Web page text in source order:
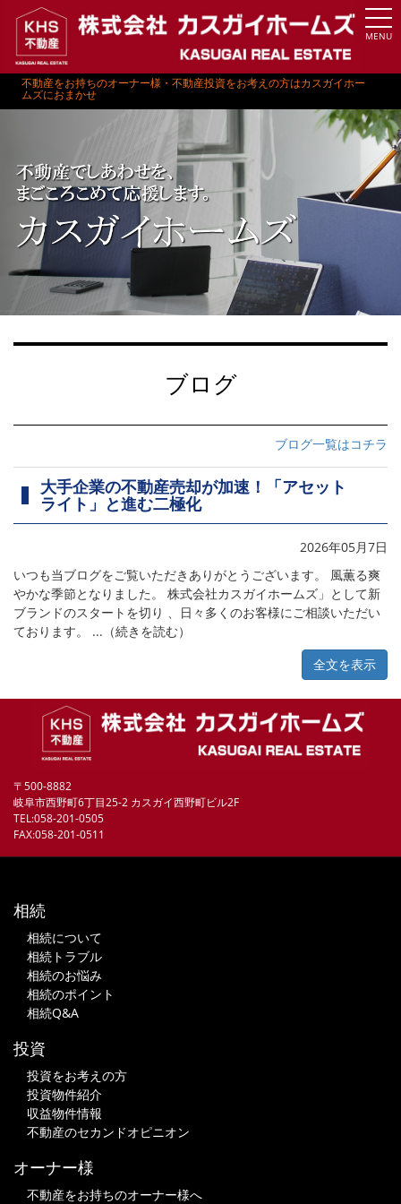
不動産をお持ちのオーナー様・不動産投資をお考えの方はカスガイホー
ムズにおまかせ
MENU
ブログ
ブログ一覧はコチラ
大手企業の不動産売却が加速！「アセット
ライト」と進む二極化
2026年05月7日
いつも当ブログをご覧いただきありがとうございます。 風薫る爽
やかな季節となりました。 株式会社カスガイホームズ」として新
ブランドのスタートを切り 、日々多くのお客様にご相談いただい
ております。 ...（続きを読む）
全文を表示
〒500-8882
岐阜市西野町6丁目25-2 カスガイ西野町ビル2F
TEL:058-201-0505
FAX:058-201-0511
相続
相続について
相続トラブル
相続のお悩み
相続のポイント
相続Q&A
投資
投資をお考えの方
投資物件紹介
収益物件情報
不動産のセカンドオピニオン
オーナー様
不動産をお持ちのオーナー様へ